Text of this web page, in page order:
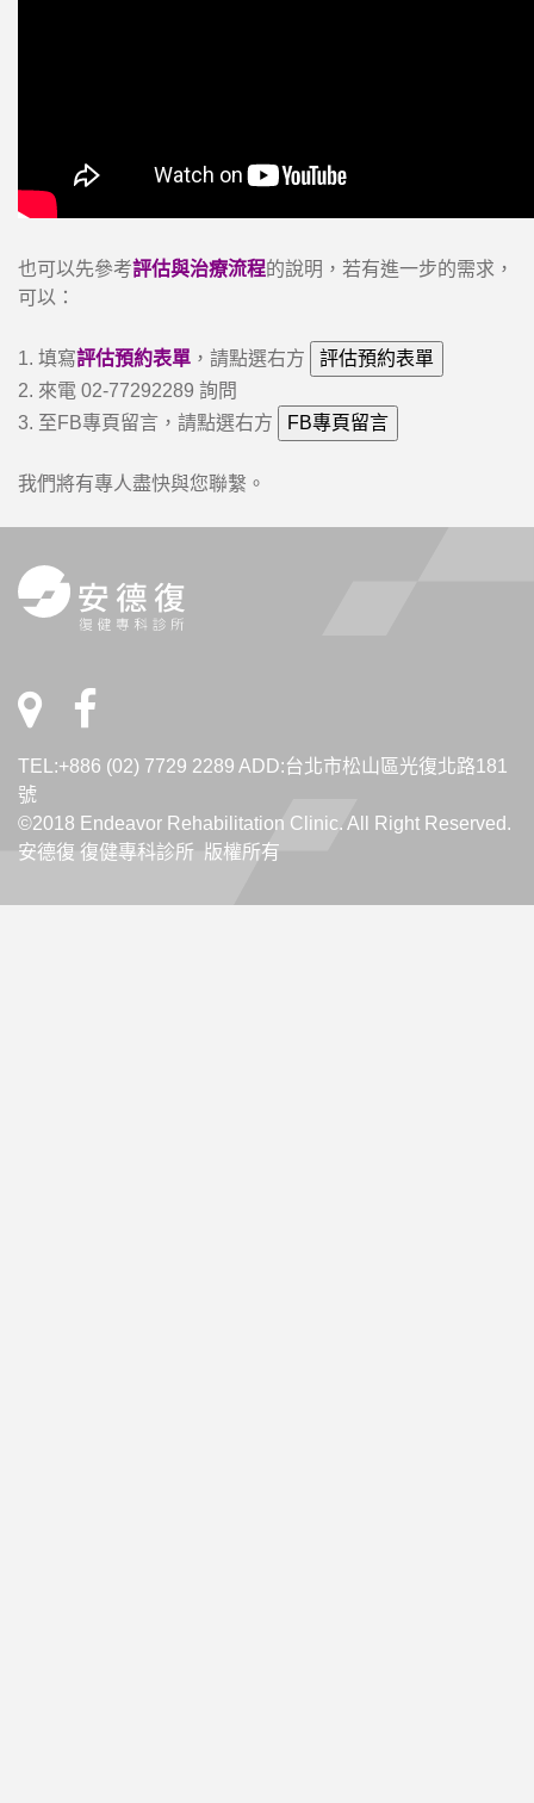
也可以先參考評估與治療流程的說明，若有進一步的需求，
可以：
1. 填寫評估預約表單 ，請點選右方
2. 來電 02-77292289 詢問
3. 至FB專頁留言，請點選右方
我們將有專人盡快與您聯繫。
TEL:+886 (02) 7729 2289 ADD:台北市松山區光復北路181
號
©2018 Endeavor Rehabilitation Clinic. All Right Reserved.
安德復 復健專科診所 版權所有